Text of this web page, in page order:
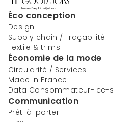
Éco conception
Design
Supply chain / Traçabilité
Textile & trims
Économie de la mode
Circularité / Services
Made in France
Data Consommateur-ice-s
Communication
Prêt-à-porter